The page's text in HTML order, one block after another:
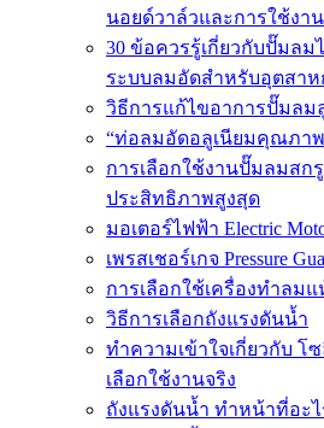
นอยด์วาล์วและการใช้งา
30 ข้อควรรู้เกี่ยวกับปั๊มล
ระบบลมอัดสำหรับอุตสา
วิธีการแก้ไขอาการปั๊มลมลู
“ท่อลมอัดอลูเนียมคุณภาพ
การเลือกใช้งานปั๊มลมสก
ประสิทธิภาพสูงสุด
มอเตอร์ไฟฟ้า Electric
เพรสเชอร์เกจ Pressure
การเลือกใช้เครื่องทำลมแ
วิธีการเลือกถังแรงดันน้ำ
ทำความเข้าใจเกี่ยวกับ โ
เลือกใช้งานจริง
ถังแรงดันน้ำ ทำหน้าที่อะไ